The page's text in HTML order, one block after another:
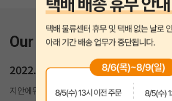
Our History
2022.02
지안에듀 자격증 홈페이지 개편